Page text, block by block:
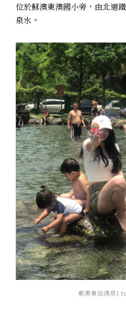
位於蘇澳東澳國小旁，由北迴
泉水。
東澳東岳湧泉1